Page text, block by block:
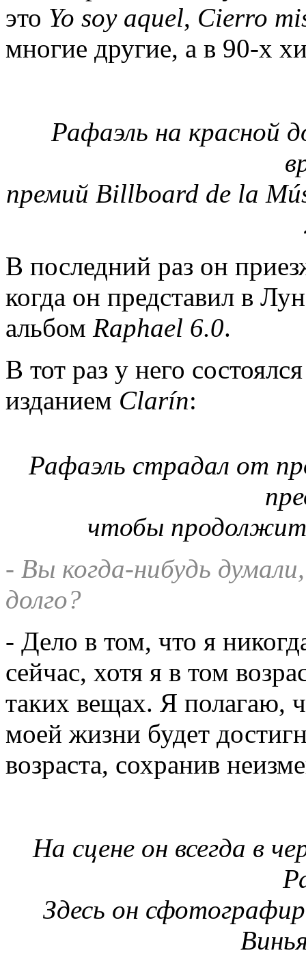
это Yo soy aquel, Cierro
многие другие, а в 90-х
Рафаэль на красной
премий Billboard de la
В последний раз он
когда он представил в
альбом Raphael 6.0.
В тот раз у него
изданием Clarín:
Рафаэль страдал от
чтобы
- Вы когда-нибудь
долго?
- Дело в том, что я
сейчас, хотя я в том
таких вещах. Я полагаю,
моей жизни будет
возраста, сохранив
На сцене он всегда в
Здесь он